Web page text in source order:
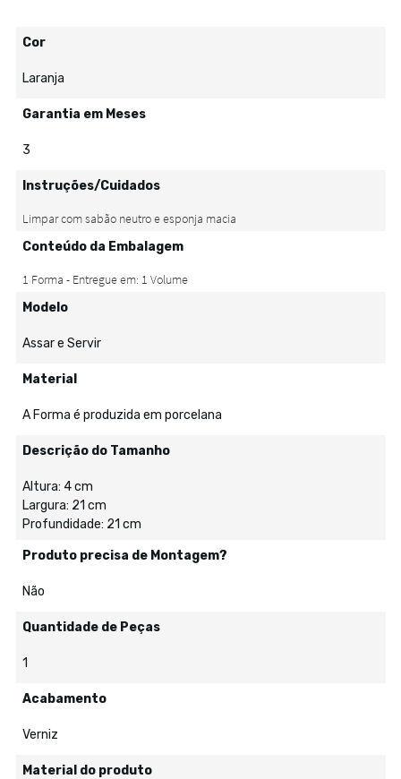
Cor
Laranja
Garantia em Meses
3
Instruções/Cuidados
Conteúdo da Embalagem
Modelo
Assar e Servir
Material
A Forma é produzida em porcelana
Descrição do Tamanho
Altura: 4 cm
Largura: 21 cm
Profundidade: 21 cm
Produto precisa de Montagem?
Não
Quantidade de Peças
1
Acabamento
Verniz
Material do produto